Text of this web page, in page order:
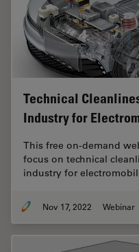
Technical
Industry for
This free on-demand
focus on technical
industry for
Nov 17, 2022 Webinar